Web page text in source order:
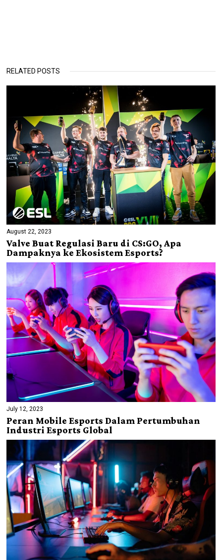
RELATED POSTS
August 22, 2023
Valve Buat Regulasi Baru di CS:GO, Apa
Dampaknya ke Ekosistem Esports?
July 12, 2023
Peran Mobile Esports Dalam Pertumbuhan
Industri Esports Global